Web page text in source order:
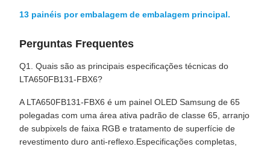
13 painéis por embalagem de embalagem principal.
Perguntas Frequentes
Q1. Quais são as principais especificações técnicas do
LTA650FB131-FBX6?
A LTA650FB131-FBX6 é um painel OLED Samsung de 65
polegadas com uma área ativa padrão de classe 65, arranjo
de subpixels de faixa RGB e tratamento de superfície de
revestimento duro anti-reflexo.Especificações completas,